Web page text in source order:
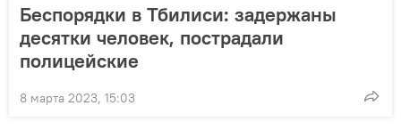
Беспорядки в Тбилиси: задержаны
десятки человек, пострадали
полицейские
8 марта 2023, 15:03